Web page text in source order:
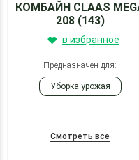
КОМБАЙН CLAAS
208 (143)
в избранное
Предназначен для:
Уборка урожая
Смотреть все